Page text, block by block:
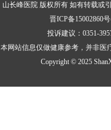
山长峰医院 版权所有 如有转载或
晋ICP备15002860
投诉建议：0351-
本网站信息仅做健康参考，并非医
Copyright © 2025